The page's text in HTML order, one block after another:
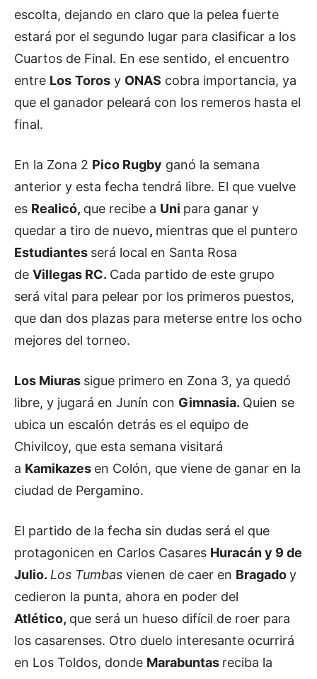
escolta, dejando en claro que la pelea fuerte
estará por el segundo lugar para clasificar a los
Cuartos de Final. En ese sentido, el encuentro
entre Los Toros y ONAS cobra importancia, ya
que el ganador peleará con los remeros hasta el
final.
En la Zona 2 Pico Rugby ganó la semana
anterior y esta fecha tendrá libre. El que vuelve
es Realicó, que recibe a Uni para ganar y
quedar a tiro de nuevo, mientras que el puntero
Estudiantes será local en Santa Rosa
de Villegas RC. Cada partido de este grupo
será vital para pelear por los primeros puestos,
que dan dos plazas para meterse entre los ocho
mejores del torneo.
Los Miuras sigue primero en Zona 3, ya quedó
libre, y jugará en Junín con Gimnasia. Quien se
ubica un escalón detrás es el equipo de
Chivilcoy, que esta semana visitará
a Kamikazes en Colón, que viene de ganar en la
ciudad de Pergamino.
El partido de la fecha sin dudas será el que
protagonicen en Carlos Casares Huracán y 9 de
Julio. Los Tumbas vienen de caer en Bragadoy
cedieron la punta, ahora en poder del
Atlético, que será un hueso difícil de roer para
los casarenses. Otro duelo interesante ocurrirá
en Los Toldos, donde Marabuntas reciba la